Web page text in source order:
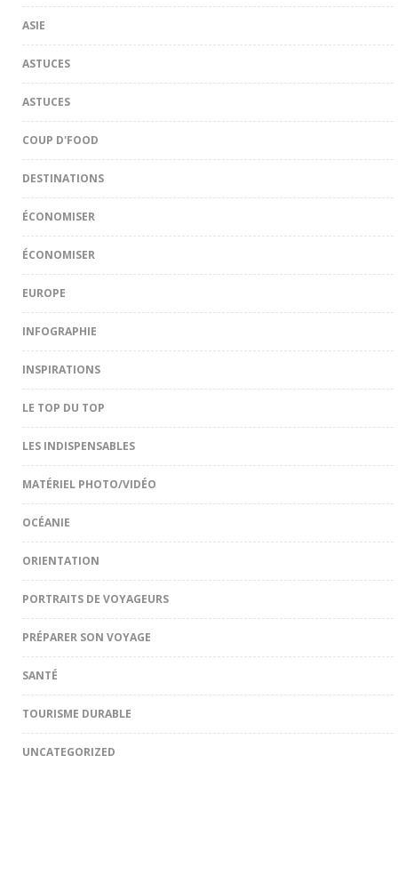
ASIE
ASTUCES
ASTUCES
COUP D'FOOD
DESTINATIONS
ÉCONOMISER
ÉCONOMISER
EUROPE
INFOGRAPHIE
INSPIRATIONS
LE TOP DU TOP
LES INDISPENSABLES
MATÉRIEL PHOTO/VIDÉO
OCÉANIE
ORIENTATION
PORTRAITS DE VOYAGEURS
PRÉPARER SON VOYAGE
SANTÉ
TOURISME DURABLE
UNCATEGORIZED